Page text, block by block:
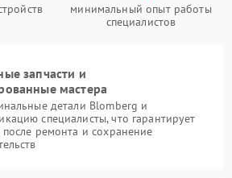
минимальный опыт работы
специалистов
запчасти и
мастера
детали Blomberg и
специалисты, что гарантирует
ремонта и сохранение